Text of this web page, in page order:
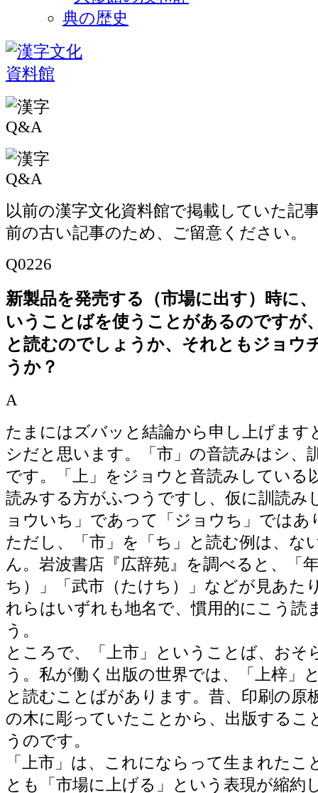
以前の漢字文化資料館で掲載していた記
前の古い記事のため、ご留意ください。
Q0226
新製品を発売する（市場に出す）時に
いうことばを使うことがあるのですが
と読むのでしょうか、それともジョウ
うか？
A
たまにはズバッと結論から申し上げます
シだと思います。「市」の音読みはシ、
です。「上」をジョウと音読みしている
読みする方がふつうですし、仮に訓読み
ョウいち」であって「ジョウち」ではあ
ただし、「市」を「ち」と読む例は、な
ん。岩波書店『広辞苑』を調べると、「
ち）」「武市（たけち）」などが見あた
れらはいずれも地名で、慣用的にこう読
う。
ところで、「上市」ということば、おそ
う。私が働く出版の世界では、「上梓」
と読むことばがあります。昔、印刷の原
の木に彫っていたことから、出版するこ
うのです。
「上市」は、これにならって生まれたこ
とも「市場に上げる」という表現が縮約